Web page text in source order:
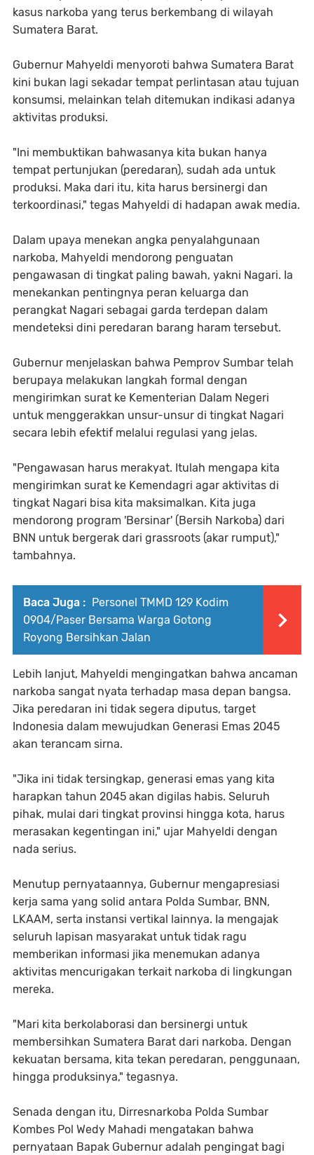
kasus narkoba yang terus berkembang di wilayah
Sumatera Barat.
Gubernur Mahyeldi menyoroti bahwa Sumatera Barat
kini bukan lagi sekadar tempat perlintasan atau tujuan
konsumsi, melainkan telah ditemukan indikasi adanya
aktivitas produksi.
"Ini membuktikan bahwasanya kita bukan hanya
tempat pertunjukan (peredaran), sudah ada untuk
produksi. Maka dari itu, kita harus bersinergi dan
terkoordinasi," tegas Mahyeldi di hadapan awak media.
Dalam upaya menekan angka penyalahgunaan
narkoba, Mahyeldi mendorong penguatan
pengawasan di tingkat paling bawah, yakni Nagari. Ia
menekankan pentingnya peran keluarga dan
perangkat Nagari sebagai garda terdepan dalam
mendeteksi dini peredaran barang haram tersebut.
Gubernur menjelaskan bahwa Pemprov Sumbar telah
berupaya melakukan langkah formal dengan
mengirimkan surat ke Kementerian Dalam Negeri
untuk menggerakkan unsur-unsur di tingkat Nagari
secara lebih efektif melalui regulasi yang jelas.
"Pengawasan harus merakyat. Itulah mengapa kita
mengirimkan surat ke Kemendagri agar aktivitas di
tingkat Nagari bisa kita maksimalkan. Kita juga
mendorong program 'Bersinar' (Bersih Narkoba) dari
BNN untuk bergerak dari grassroots (akar rumput),"
tambahnya.
Baca Juga : Personel TMMD 129 Kodim
0904/Paser Bersama Warga Gotong
Royong Bersihkan Jalan
Lebih lanjut, Mahyeldi mengingatkan bahwa ancaman
narkoba sangat nyata terhadap masa depan bangsa.
Jika peredaran ini tidak segera diputus, target
Indonesia dalam mewujudkan Generasi Emas 2045
akan terancam sirna.
"Jika ini tidak tersingkap, generasi emas yang kita
harapkan tahun 2045 akan digilas habis. Seluruh
pihak, mulai dari tingkat provinsi hingga kota, harus
merasakan kegentingan ini," ujar Mahyeldi dengan
nada serius.
Menutup pernyataannya, Gubernur mengapresiasi
kerja sama yang solid antara Polda Sumbar, BNN,
LKAAM, serta instansi vertikal lainnya. Ia mengajak
seluruh lapisan masyarakat untuk tidak ragu
memberikan informasi jika menemukan adanya
aktivitas mencurigakan terkait narkoba di lingkungan
mereka.
"Mari kita berkolaborasi dan bersinergi untuk
membersihkan Sumatera Barat dari narkoba. Dengan
kekuatan bersama, kita tekan peredaran, penggunaan,
hingga produksinya," tegasnya.
Senada dengan itu, Dirresnarkoba Polda Sumbar
Kombes Pol Wedy Mahadi mengatakan bahwa
pernyataan Bapak Gubernur adalah pengingat bagi